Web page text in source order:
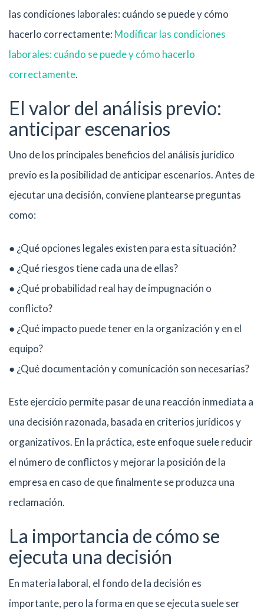
las condiciones laborales: cuándo se puede y cómo
hacerlo correctamente: Modificar las condiciones
laborales: cuándo se puede y cómo hacerlo
correctamente.
El valor del análisis previo:
anticipar escenarios
Uno de los principales beneficios del análisis jurídico
previo es la posibilidad de anticipar escenarios. Antes de
ejecutar una decisión, conviene plantearse preguntas
como:
● ¿Qué opciones legales existen para esta situación?
● ¿Qué riesgos tiene cada una de ellas?
● ¿Qué probabilidad real hay de impugnación o
conflicto?
● ¿Qué impacto puede tener en la organización y en el
equipo?
● ¿Qué documentación y comunicación son necesarias?
Este ejercicio permite pasar de una reacción inmediata a
una decisión razonada, basada en criterios jurídicos y
organizativos. En la práctica, este enfoque suele reducir
el número de conflictos y mejorar la posición de la
empresa en caso de que finalmente se produzca una
reclamación.
La importancia de cómo se
ejecuta una decisión
En materia laboral, el fondo de la decisión es
importante, pero la forma en que se ejecuta suele ser